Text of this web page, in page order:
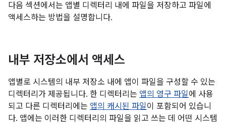
다음 섹션에서는 앱별 디렉터리 내에 파일을 저장하고 파일에
액세스하는 방법을 설명합니다.
내부 저장소에서 액세스
앱별로 시스템의 내부 저장소 내에 앱이 파일을 구성할 수 있는
디렉터리가 제공됩니다. 한 디렉터리는 앱의 영구 파일에 사용
되고 다른 디렉터리에는 앱의 캐시된 파일이 포함되어 있습니
다. 앱에는 이러한 디렉터리의 파일을 읽고 쓰는 데 어떤 시스템